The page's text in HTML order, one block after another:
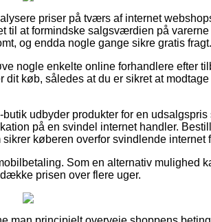
priser på tværs af internet
til at formindske salgsværdien på
og endda nogle gange sikre gratis fragt.
nogle enkelte online forhandlere efter
køb, således at du er sikret at
udbyder produkter for en udsalgspris
på en svindel internet handler.
køberen overfor svindlende internet
Som en alternativ mulighed
prisen over flere uger.